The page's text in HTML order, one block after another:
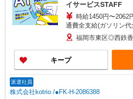
イサービスSTAFF
時給1450円〜
通費全支給(ガソリン代
福岡市東区◎西鉄香
キープ
派遣社員
株式会社kotrio /●FK-H-2086388